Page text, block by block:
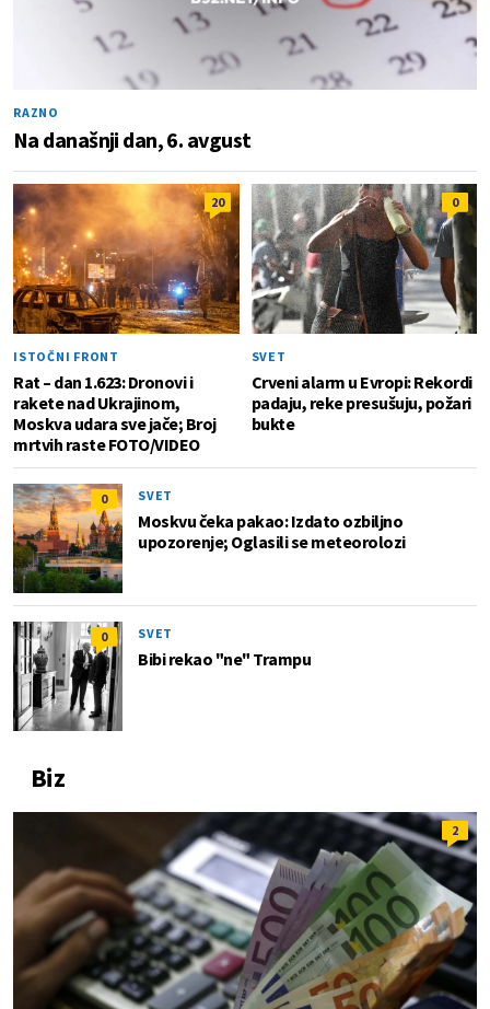
RAZNO
Na današnji dan, 6. avgust
20
ISTOČNI FRONT
Rat – dan 1.623: Dronovi i
rakete nad Ukrajinom,
Moskva udara sve jače; Broj
mrtvih raste FOTO/VIDEO
0
SVET
Crveni alarm u Evropi: Rekordi
padaju, reke presušuju, požari
bukte
0 SVET
Moskvu čeka pakao: Izdato ozbiljno
upozorenje; Oglasili se meteorolozi
0 SVET
Bibi rekao "ne" Trampu
Biz
2